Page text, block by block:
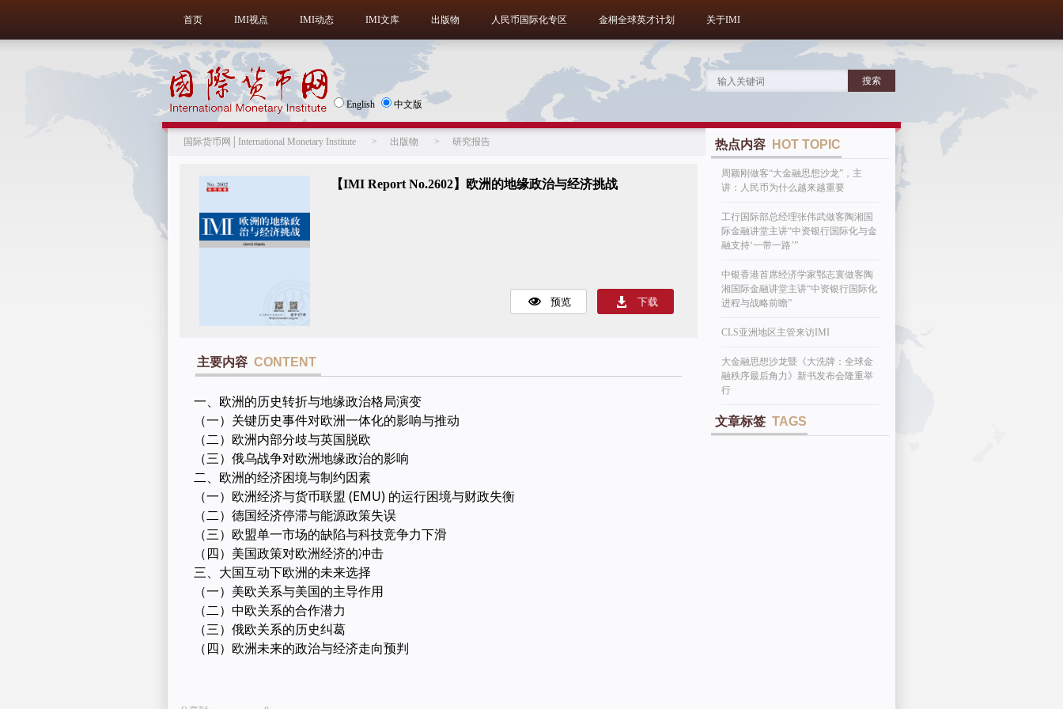
首页 IMI视点 IMI动态 IMI文库 出版物 人民币国际化专区 金桐全球英才计划 关于IMI
English 中文版
国际货币网│International Monetary Institute > 出版物 > 研究报告
【IMI Report No.2602】欧洲的地缘政治与经济挑战
预览 下载
主要内容 CONTENT
一、欧洲的历史转折与地缘政治格局演变
（一）关键历史事件对欧洲一体化的影响与推动
（二）欧洲内部分歧与英国脱欧
（三）俄乌战争对欧洲地缘政治的影响
二、欧洲的经济困境与制约因素
（一）欧洲经济与货币联盟 (EMU) 的运行困境与财政失衡
（二）德国经济停滞与能源政策失误
（三）欧盟单一市场的缺陷与科技竞争力下滑
（四）美国政策对欧洲经济的冲击
三、大国互动下欧洲的未来选择
（一）美欧关系与美国的主导作用
（二）中欧关系的合作潜力
（三）俄欧关系的历史纠葛
（四）欧洲未来的政治与经济走向预判
热点内容 HOT TOPIC
周颖刚做客“大金融思想沙龙”，主
讲：人民币为什么越来越重要
工行国际部总经理张伟武做客陶湘国
际金融讲堂主讲“中资银行国际化与金
融支持‘一带一路’”
中银香港首席经济学家鄂志寰做客陶
湘国际金融讲堂主讲“中资银行国际化
进程与战略前瞻”
CLS亚洲地区主管来访IMI
大金融思想沙龙暨《大洗牌：全球金
融秩序最后角力》新书发布会隆重举
行
文章标签 TAGS